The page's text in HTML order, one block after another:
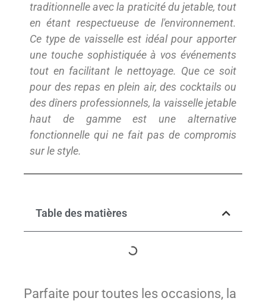
traditionnelle avec la praticité du jetable, tout
en étant respectueuse de l'environnement.
Ce type de vaisselle est idéal pour apporter
une touche sophistiquée à vos événements
tout en facilitant le nettoyage. Que ce soit
pour des repas en plein air, des cocktails ou
des dîners professionnels, la vaisselle jetable
haut de gamme est une alternative
fonctionnelle qui ne fait pas de compromis
sur le style.
Table des matières
Parfaite pour toutes les occasions, la